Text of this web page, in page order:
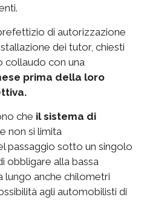
di autorizzazione
dei tutor, chiesti
collaudo con una
prima della loro
che il sistema di
non si limita
passaggio sotto un singolo
obbligare alla bassa
lungo anche chilometri
agli automobilisti di